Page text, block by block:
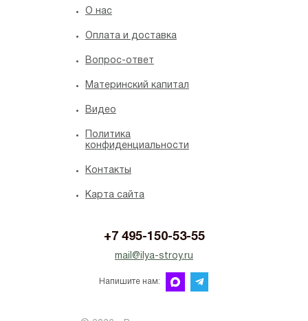
O нас
Оплата и доставка
Вопрос-ответ
Материнский капитал
Видео
Политика
конфиденциальности
Контакты
Карта сайта
+7 495-150-53-55
mail@ilya-stroy.ru
Напишите нам: